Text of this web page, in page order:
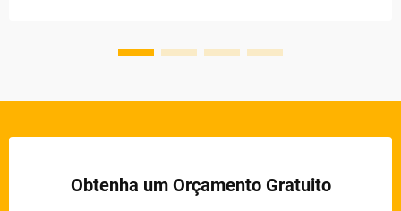
Obtenha um Orçamento Gratuito